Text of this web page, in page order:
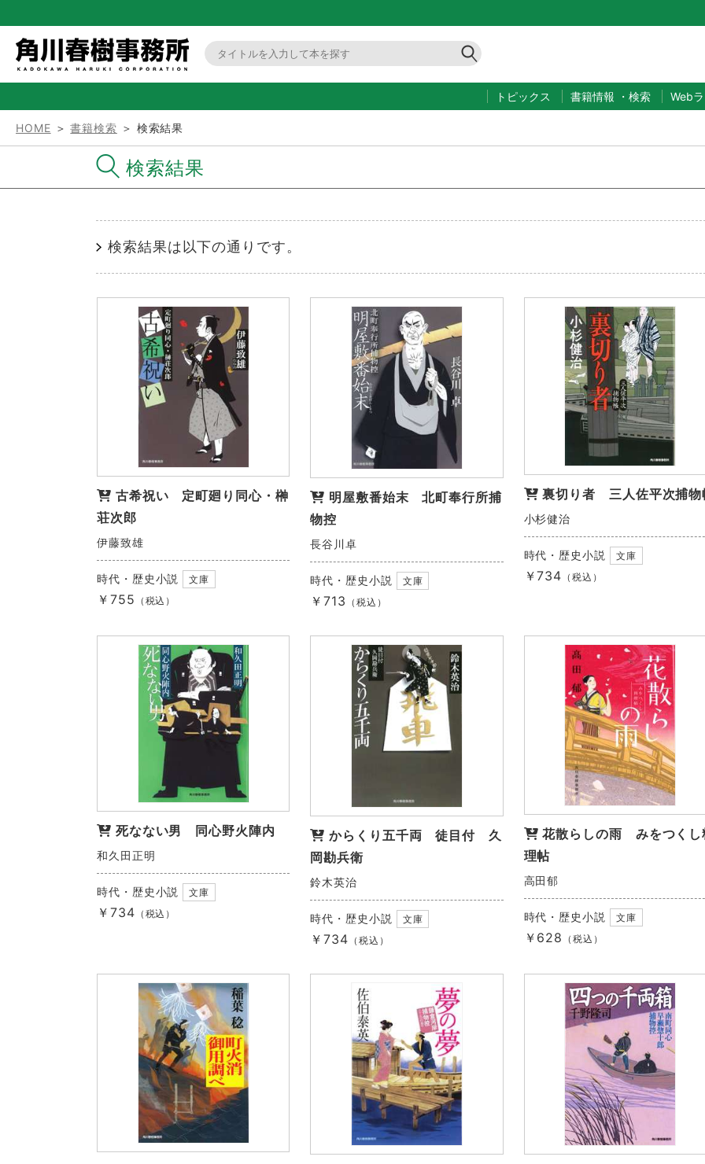
トピックス 書籍情報 ・ 検索 Web
HOME ＞書籍検索 ＞ 検索結果
検索結果
検索結果は以下の通りです。
古希祝い 定町廻り同心・榊
荘次郎
伊藤致雄
時代・歴史小説 文庫
￥755 （税込）
明屋敷番始末 北町奉行所捕
物控
長谷川卓
時代・歴史小説 文庫
￥713 （税込）
裏切り者 三人佐平次捕物
小杉健治
時代・歴史小説 文庫
￥734 （税込）
死なない男 同心野火陣内
和久田正明
時代・歴史小説 文庫
￥734 （税込）
からくり五千両 徒目付 久
岡勘兵衛
鈴木英治
時代・歴史小説 文庫
￥734 （税込）
花散らしの雨 みをつくし
理帖
高田郁
時代・歴史小説 文庫
￥628 （税込）